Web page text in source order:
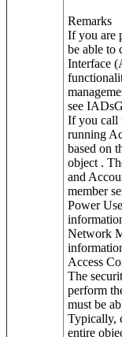
Remarks
If you are
be able to
Interface
see
If you call
running
based on
object .
and
member
Power
Network
Access
The
perform
must be
Typically,
entire